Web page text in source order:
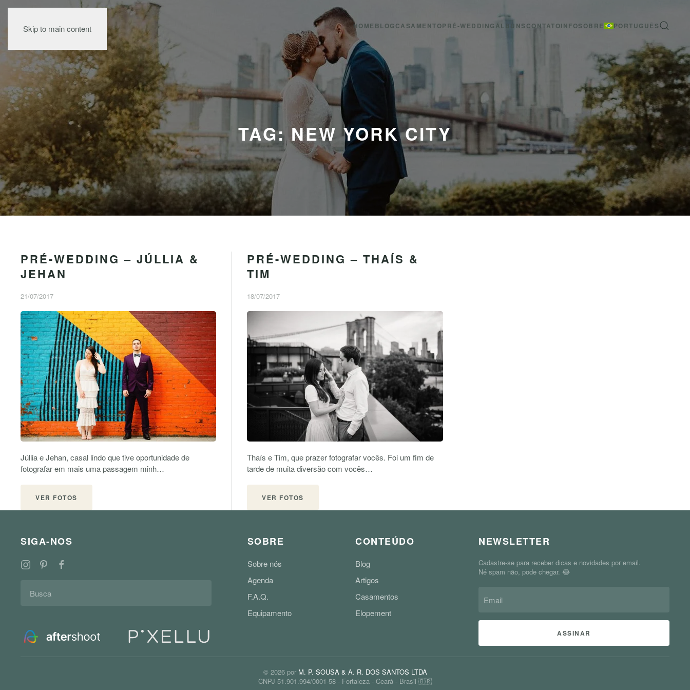
Skip to main content HOME BLOG CASAMENTOPRÉ-WEDDING ÁLBUNS CONTATOINFOSOBRE PORTUGUÊS
TAG: NEW YORK CITY
PRÉ-WEDDING – JÚLLIA &
JEHAN
21/07/2017
Júllia e Jehan, casal lindo que tive oportunidade de
fotografar em mais uma passagem minh…
VER FOTOS
PRÉ-WEDDING – THAÍS &
TIM
18/07/2017
Thaís e Tim, que prazer fotografar vocês. Foi um fim de
tarde de muita diversão com vocês…
VER FOTOS
SIGA-NOS SOBRE
Sobre nós
Agenda
F.A.Q.
Equipamento
CONTEÚDO
Blog
Artigos
Casamentos
Elopement
NEWSLETTER
Cadastre-se para receber dicas e novidades por email.
Né spam não, pode chegar. 😂
ASSINAR
© 2026por M. P. SOUSA & A. R. DOS SANTOS LTDA
CNPJ 51.901.994/0001-58 - Fortaleza - Ceará - Brasil 🇧🇷